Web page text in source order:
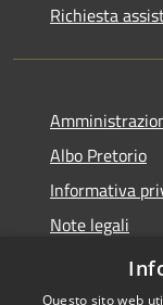
Richiesta
Albo Pretorio
Informativa
Note legali
Dichiarazione
Questo sito web